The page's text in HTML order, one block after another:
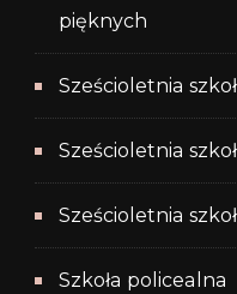
pięknych
Sześcioletnia
Sześcioletnia
Sześcioletnia
Szkoła policealna